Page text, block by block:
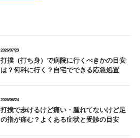
2026/07/23
打撲（打ち身）で病院に行くべきかの目安
は？何科に行く？自宅でできる応急処置
2026/06/24
打撲で歩けるけど痛い・腫れてないけど足
の指が痛む？よくある症状と受診の目安